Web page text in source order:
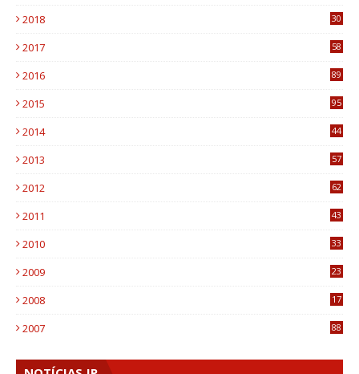
2018
30
2017
58
2016
89
2015
95
2014
44
2013
57
2012
62
2011
43
2010
33
2009
23
2008
17
2007 88